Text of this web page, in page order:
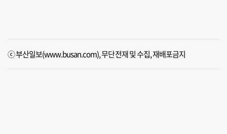
ⓒ 부산일보(www.busan.com), 무단전재 및 수집, 재배포금지